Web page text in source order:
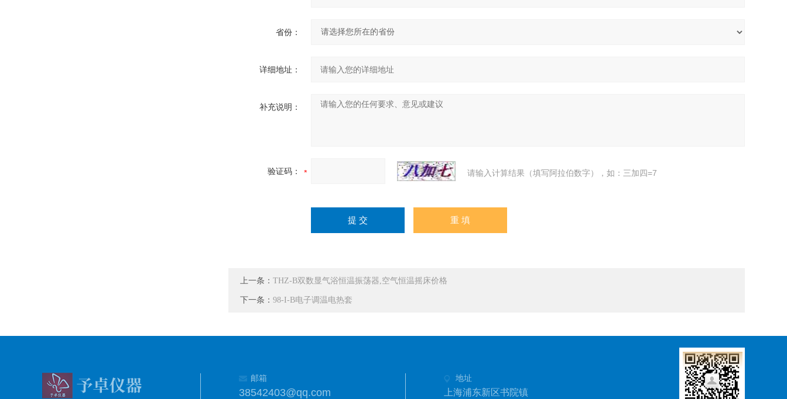
省份：
详细地址：
补充说明：
验证码： 请输入计算结果（填写阿拉伯数字），如：三加四=7
上一条： THZ-B双数显气浴恒温振荡器,空气恒温摇床价格
下一条： 98-I-B电子调温电热套
邮箱
38542403@qq.com
地址
上海浦东新区书院镇